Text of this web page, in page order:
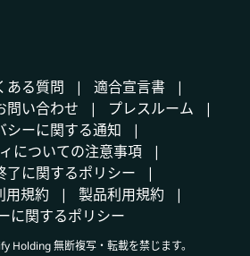
ある質問
適合宣言書
問い合わせ
プレスルーム
シーに関する通知
についての注意事項
了に関するポリシー
用規約
製品利用規約
に関するポリシー
Holding 無断複写・転載を禁じます。